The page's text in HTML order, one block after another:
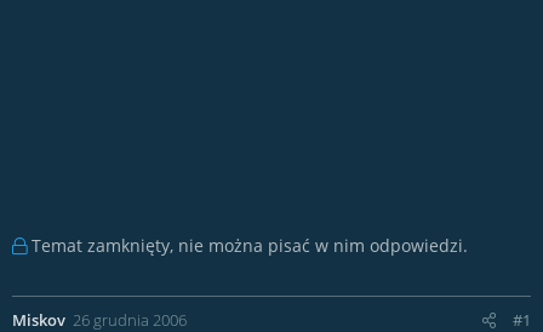
Temat zamknięty, nie można pisać w nim odpowiedzi.
Miskov 26 grudnia 2006 #1